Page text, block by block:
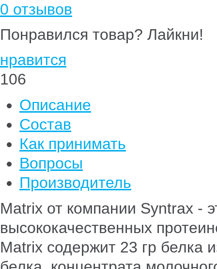
0 отзывов
Понравился товар? Лайкни!
нравится
106
Описание
Состав
Как принимать
Вопросы
Производитель
Matrix от компании Syntrax -
высококачественных
Matrix содержит 23 гр белка